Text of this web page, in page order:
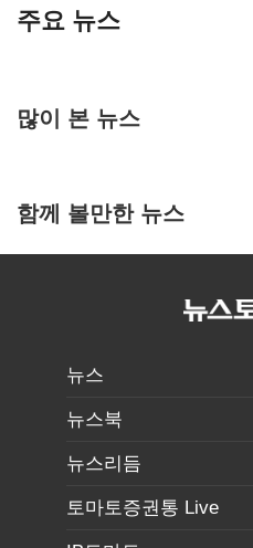
주요 뉴스
많이 본 뉴스
함께 볼만한 뉴스
뉴스
뉴스북
뉴스리듬
토마토증권통 Live